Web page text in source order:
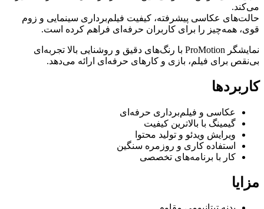
می‌کند.
حالت‌های عکاسی پیشرفته، کیفیت فیلم‌برداری سینمایی و زوم
قوی، همه‌چیز را برای کاربران حرفه‌ای فراهم کرده است.
نمایشگر ProMotion با رنگ‌های دقیق و روشنایی بالا تجربه‌ای
بی‌نقص برای فیلم، بازی و کارهای حرفه‌ای ارائه می‌دهد.
کاربردها
عکاسی و فیلم‌برداری حرفه‌ای
گیمینگ با بالاترین کیفیت
ویرایش ویدئو و تولید محتوا
استفاده کاری و روزمره سنگین
کار با برنامه‌های تخصصی
مزایا